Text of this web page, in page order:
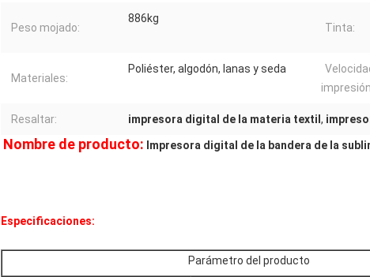
Peso mojado:
886kg
Tinta:
Materiales:
Poliéster, algodón, lanas y seda
Resaltar: impresora digital de la materia textil ,
Nombre de producto: Impresora digital de la bandera de la
Especificaciones:
Parámetro del producto